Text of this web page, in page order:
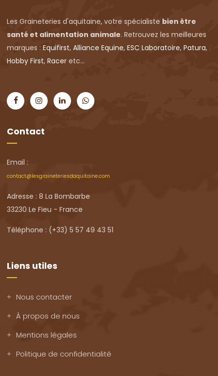
Les Graineteries d'aquitaine, votre spécialiste bien être
santé et alimentation animale. Retrouvez les meilleures
marques : Equifirst, Alliance Equine, ESC Laboratoire, Patura,
Hobby First, Racer etc...
Contact
Email :
contact@lesgraineteriesdaquitaine.com
Adresse : 8 La Bombarbe
33230 Le Fieu - France
Téléphone : (+33) 5 57 49 43 51
Liens utiles
Nous contacter
À propos de nous
Mentions légales
Politique de confidentialité